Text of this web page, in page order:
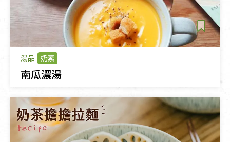
湯品 奶素
南瓜濃湯